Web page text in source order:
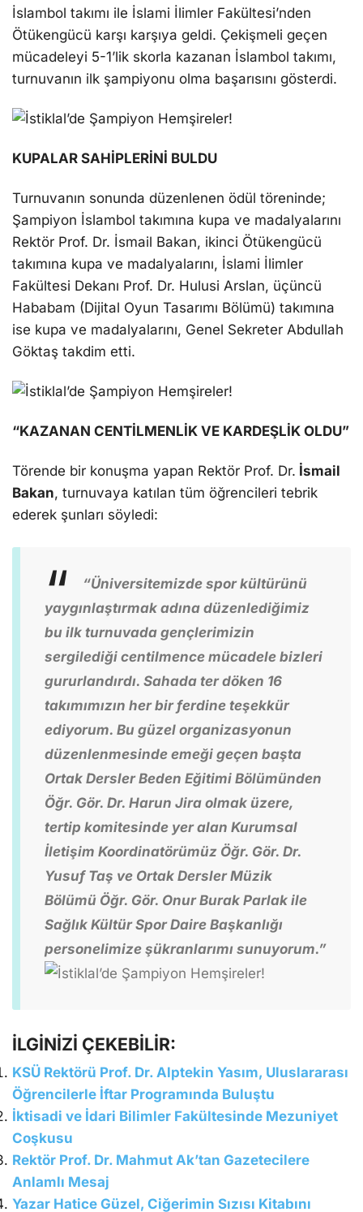
İslambol takımı ile İslami İlimler Fakültesi’nden
Ötükengücü karşı karşıya geldi. Çekişmeli geçen
mücadeleyi 5-1’lik skorla kazanan İslambol takımı,
turnuvanın ilk şampiyonu olma başarısını gösterdi.
KUPALAR SAHİPLERİNİ BULDU
Turnuvanın sonunda düzenlenen ödül töreninde;
Şampiyon İslambol takımına kupa ve madalyalarını
Rektör Prof. Dr. İsmail Bakan, ikinci Ötükengücü
takımına kupa ve madalyalarını, İslami İlimler
Fakültesi Dekanı Prof. Dr. Hulusi Arslan, üçüncü
Hababam (Dijital Oyun Tasarımı Bölümü) takımına
ise kupa ve madalyalarını, Genel Sekreter Abdullah
Göktaş takdim etti.
“KAZANAN CENTİLMENLİK VE KARDEŞLİK OLDU”
Törende bir konuşma yapan Rektör Prof. Dr. İsmail
Bakan, turnuvaya katılan tüm öğrencileri tebrik
ederek şunları söyledi:
“Üniversitemizde spor kültürünü
yaygınlaştırmak adına düzenlediğimiz
bu ilk turnuvada gençlerimizin
sergilediği centilmence mücadele bizleri
gururlandırdı. Sahada ter döken 16
takımımızın her bir ferdine teşekkür
ediyorum. Bu güzel organizasyonun
düzenlenmesinde emeği geçen başta
Ortak Dersler Beden Eğitimi Bölümünden
Öğr. Gör. Dr. Harun Jira olmak üzere,
tertip komitesinde yer alan Kurumsal
İletişim Koordinatörümüz Öğr. Gör. Dr.
Yusuf Taş ve Ortak Dersler Müzik
Bölümü Öğr. Gör. Onur Burak Parlak ile
Sağlık Kültür Spor Daire Başkanlığı
personelimize şükranlarımı sunuyorum.”
İLGİNİZİ ÇEKEBİLİR:
KSÜ Rektörü Prof. Dr. Alptekin Yasım, Uluslararası
Öğrencilerle İftar Programında Buluştu
İktisadi ve İdari Bilimler Fakültesinde Mezuniyet
Coşkusu
Rektör Prof. Dr. Mahmut Ak’tan Gazetecilere
Anlamlı Mesaj
Yazar Hatice Güzel, Ciğerimin Sızısı Kitabını